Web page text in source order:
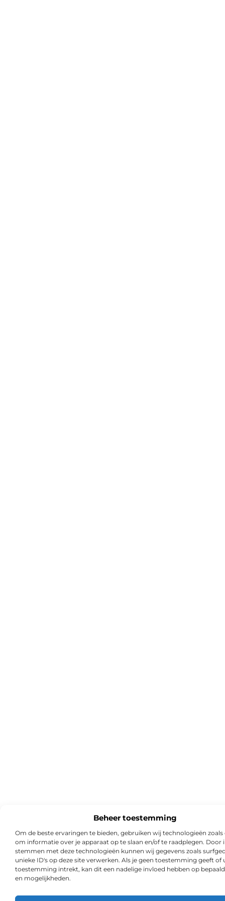
Beheer toestemming
Om de beste ervaringen te bieden, gebruiken wij technologieën zoals
om informatie over je apparaat op te slaan en/of te raadplegen. Door
stemmen met deze technologieën kunnen wij gegevens zoals
unieke ID's op deze site verwerken. Als je geen toestemming geeft of
toestemming intrekt, kan dit een nadelige invloed hebben op
en mogelijkheden.